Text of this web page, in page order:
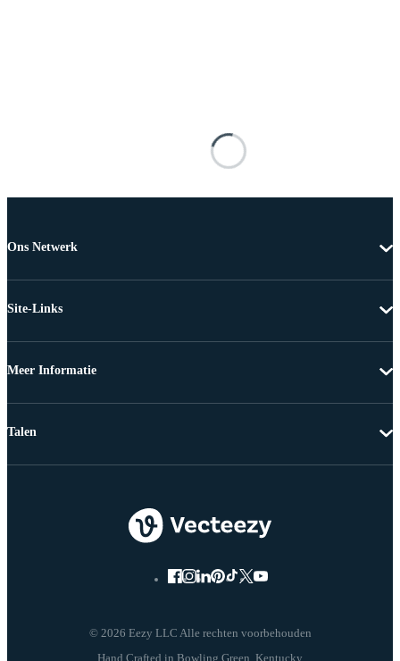
Ons Netwerk
Site-Links
Meer Informatie
© 2026 Eezy LLC Alle rechten voorbehouden
Talen